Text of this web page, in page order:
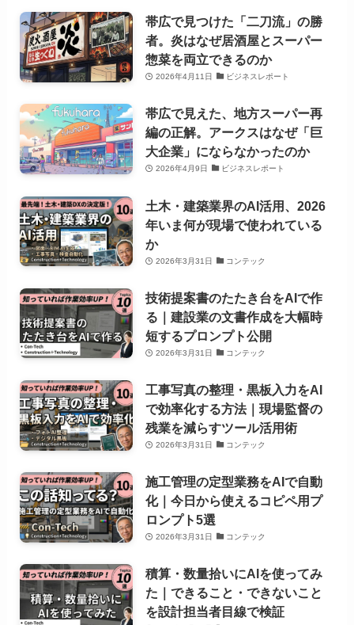
帯広で見つけた「二刀流」の勝
者。炎はなぜ居酒屋とスーパー
惣菜を両立できるのか
2026年4月11日 ビジネスレポート
帯広で見えた、地方スーパー再
編の正解。アークスはなぜ「巨
大企業」にならなかったのか
2026年4月9日 ビジネスレポート
土木・建築業界のAI活用、2026
年いま何が現場で使われている
か
2026年3月31日 コンテック
技術提案書のたたき台をAIで作
る｜建設業の文書作成を大幅時
短するプロンプト公開
2026年3月31日 コンテック
工事写真の整理・黒板入力をAI
で効率化する方法｜現場監督の
残業を減らすツール活用術
2026年3月31日 コンテック
施工管理の定型業務をAIで自動
化｜今日から使えるコピペ用プ
ロンプト5選
2026年3月31日 コンテック
積算・数量拾いにAIを使ってみ
た｜できること・できないこと
を設計担当者目線で検証